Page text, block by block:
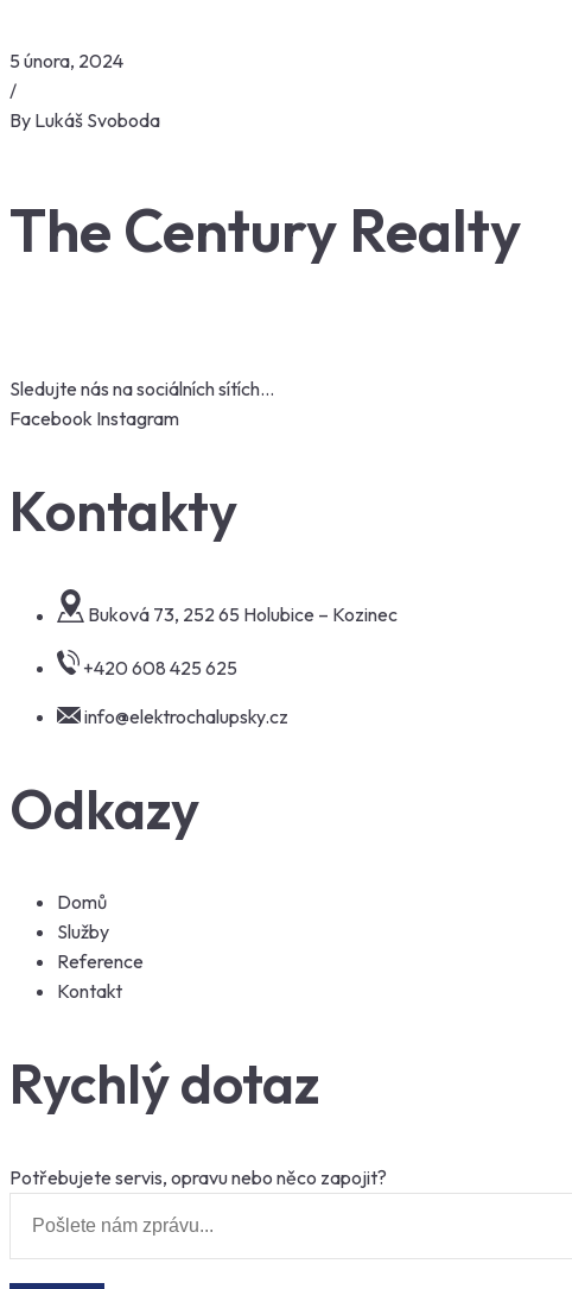
5 února, 2024
/
By Lukáš Svoboda
The Century Realty
Sledujte nás na sociálních sítích…
Facebook Instagram
Kontakty
Buková 73, 252 65 Holubice – Kozinec
+420 608 425 625
info@elektrochalupsky.cz
Odkazy
Domů
Služby
Reference
Kontakt
Rychlý dotaz
Potřebujete servis, opravu nebo něco zapojit?